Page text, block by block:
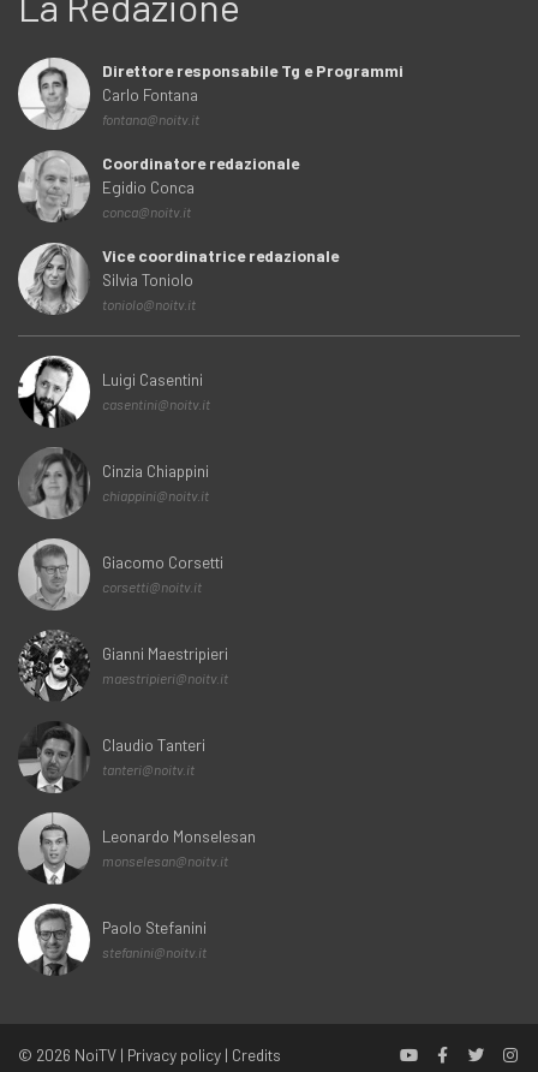
Direttore responsabile Tg e Programmi
Carlo Fontana
fontana@noitv.it
Coordinatore redazionale
Egidio Conca
conca@noitv.it
Vice coordinatrice redazionale
Silvia Toniolo
toniolo@noitv.it
Luigi Casentini
casentini@noitv.it
Cinzia Chiappini
chiappini@noitv.it
Giacomo Corsetti
corsetti@noitv.it
Gianni Maestripieri
maestripieri@noitv.it
Claudio Tanteri
tanteri@noitv.it
Leonardo Monselesan
monselesan@noitv.it
Paolo Stefanini
stefanini@noitv.it
© 2026 NoiTV | Privacy policy | Credits